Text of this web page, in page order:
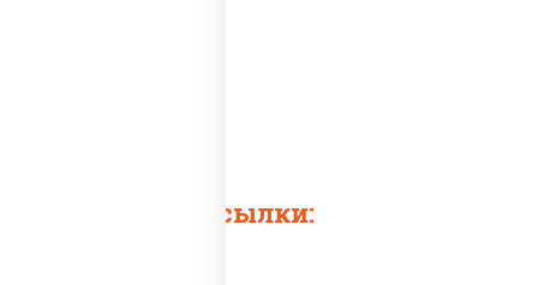
Быстрые ссылки: